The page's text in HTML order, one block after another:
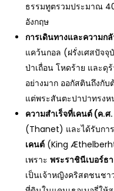
ธรรมทูตรวมประมาณ
อังกฤษ
การเดินทางและความก
แคว้นกอล (ฝรั่งเศสปัจ
ป่าเถื่อน โหดร้าย และดุ
อย่างมาก ออกัสตินถึงกับ
แต่พระสันตะปาปาทรง
ความสำเร็จที่เคนต์ (ค.ศ.
(Thanet) และได้รับกา
เคนต์ (King
เพราะพระราชินีเบอร์ธา
เป็นเจ้าหญิงคริสตชนช